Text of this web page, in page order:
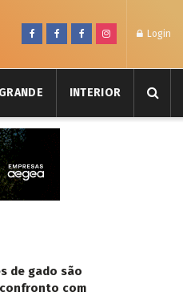
Login
INTERIOR
de gado são
com